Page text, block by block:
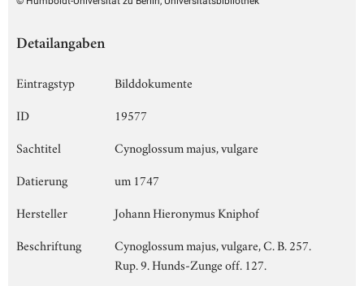
Detailangaben
Eintragstyp
Bilddokumente
ID
19577
Sachtitel
Cynoglossum majus, vulgare
Datierung
um 1747
Hersteller
Johann Hieronymus Kniphof
Beschriftung
Cynoglossum majus, vulgare, C. B. 257.
Rup. 9. Hunds-Zunge off. 127.